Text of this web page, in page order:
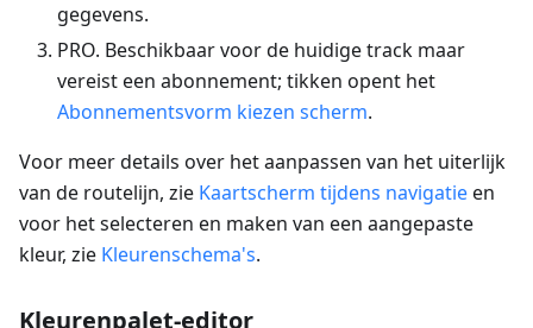
gegevens.
PRO. Beschikbaar voor de huidige track maar
vereist een abonnement; tikken opent het
Abonnementsvorm kiezen scherm.
Voor meer details over het aanpassen van het uiterlijk
van de routelijn, zie Kaartscherm tijdens navigatieen
voor het selecteren en maken van een aangepaste
kleur, zie Kleurenschema's.
Kleurenpalet-editor